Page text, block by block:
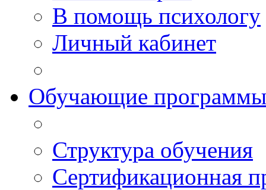
В помощь психологу
Личный кабинет
Обучающие программы
Структура обучения
Сертификационная